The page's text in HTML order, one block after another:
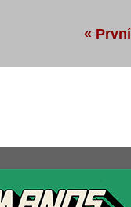
« První